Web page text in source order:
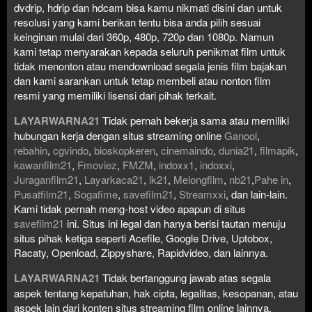
dvdrip, hdrip dan hdcam bisa kamu nikmati disini dan untuk
resolusi yang kami berikan tentu bisa anda pilih sesuai
keinginan mulai dari 360p, 480p, 720p dan 1080p. Namun
kami tetap menyarakan kepada seluruh penikmat film untuk
tidak menonton atau mendownload segala jenis film bajakan
dan kami sarankan untuk tetap membeli atau nonton film
resmi yang memiliki lisensi dari pihak terkait.
LAYARWARNA21 Tidak pernah bekerja sama atau memiliki
hubungan kerja dengan situs streaming onlineGanool,
rebahin, cgvindo, bioskopkeren, cinemaindo, dunia21, filmapik,
kawanfilm21, Fmoviez, FMZM, indoxx1, indoxxi,
Juraganfilm21, Layarkaca21, lk21, Melongfilm, nb21,Pahe in,
Pusatfilm21, Sogafime, savefilm21, Streamxxi, dan lain-lain.
Kami tidak pernah meng-host video apapun di situs
savefilm21 ini. Situs ini legal dan hanya berisi tautan menuju
situs pihak ketiga seperti Acefile, Google Drive, Uptobox,
Racaty, Openload, Zippyshare, Rapidvideo, dan lainnya.
LAYARWARNA21 Tidak bertanggung jawab atas segala
aspek tentang kepatuhan, hak cipta, legalitas, kesopanan, atau
aspek lain dari konten situs streaming film online lainnya.